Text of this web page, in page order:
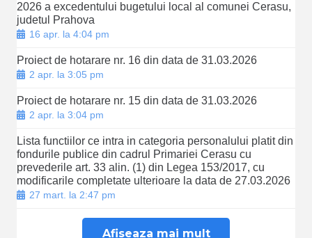
2026 a excedentului bugetului local al comunei Cerasu,
judetul Prahova
16 apr. la 4:04 pm
Proiect de hotarare nr. 16 din data de 31.03.2026
2 apr. la 3:05 pm
Proiect de hotarare nr. 15 din data de 31.03.2026
2 apr. la 3:04 pm
Lista functiilor ce intra in categoria personalului platit din
fondurile publice din cadrul Primariei Cerasu cu
prevederile art. 33 alin. (1) din Legea 153/2017, cu
modificarile completate ulterioare la data de 27.03.2026
27 mart. la 2:47 pm
Afiseaza mai mult